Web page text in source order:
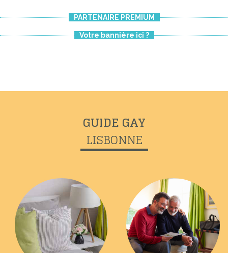
PARTENAIRE PREMIUM
Votre bannière ici ?
GUIDE GAY
LISBONNE